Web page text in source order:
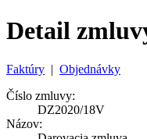
Detail
Faktúry | Objednávky
Číslo zmluvy:
DZ2020/18V
Názov: